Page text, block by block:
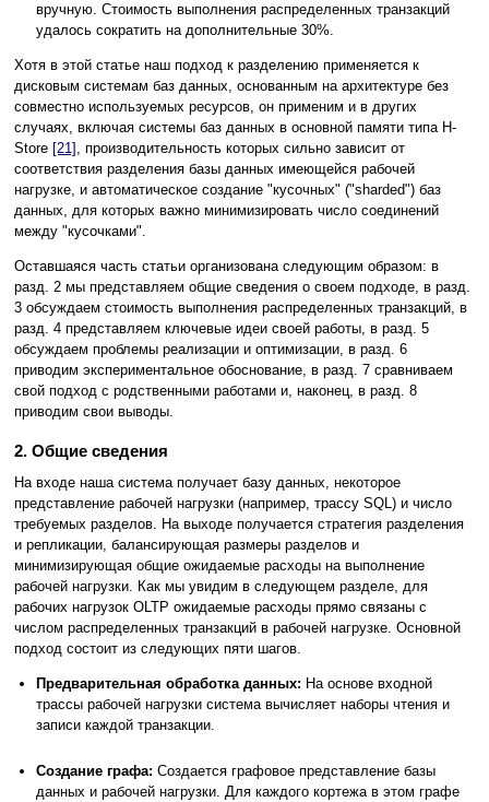
вручную. Стоимость выполнения распределенных транзакций
удалось сократить на дополнительные 30%.
Хотя в этой статье наш подход к разделению применяется к
дисковым системам баз данных, основанным на архитектуре без
совместно используемых ресурсов, он применим и в других
случаях, включая системы баз данных в основной памяти типа H-
Store [21] , производительность которых сильно зависит от
соответствия разделения базы данных имеющейся рабочей
нагрузке, и автоматическое создание "кусочных" ("sharded") баз
данных, для которых важно минимизировать число соединений
между "кусочками".
Оставшаяся часть статьи организована следующим образом: в
разд. 2 мы представляем общие сведения о своем подходе, в разд.
3 обсуждаем стоимость выполнения распределенных транзакций, в
разд. 4 представляем ключевые идеи своей работы, в разд. 5
обсуждаем проблемы реализации и оптимизации, в разд. 6
приводим экспериментальное обоснование, в разд. 7 сравниваем
свой подход с родственными работами и, наконец, в разд. 8
приводим свои выводы.
2. Общие сведения
На входе наша система получает базу данных, некоторое
представление рабочей нагрузки (например, трассу SQL) и число
требуемых разделов. На выходе получается стратегия разделения
и репликации, балансирующая размеры разделов и
минимизирующая общие ожидаемые расходы на выполнение
рабочей нагрузки. Как мы увидим в следующем разделе, для
рабочих нагрузок OLTP ожидаемые расходы прямо связаны с
числом распределенных транзакций в рабочей нагрузке. Основной
подход состоит из следующих пяти шагов.
Предварительная обработка данных: На основе входной
трассы рабочей нагрузки система вычисляет наборы чтения и
записи каждой транзакции.
Создание графа: Создается графовое представление базы
данных и рабочей нагрузки. Для каждого кортежа в этом графе